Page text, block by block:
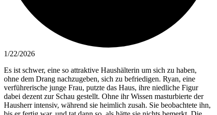
1/22/2026
Es ist schwer, eine so attraktive Haushälterin um sich zu haben,
ohne dem Drang nachzugeben, sich zu befriedigen. Ryan, eine
verführerische junge Frau, putzte das Haus, ihre niedliche Figur
dabei dezent zur Schau gestellt. Ohne ihr Wissen masturbierte der
Hausherr intensiv, während sie heimlich zusah. Sie beobachtete ihn,